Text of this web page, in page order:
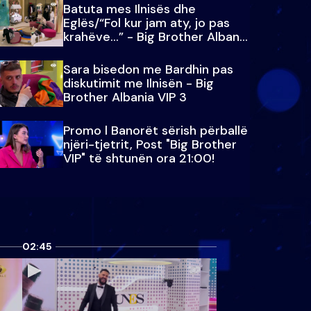
Batuta mes Ilnisës dhe
Eglës/“Fol kur jam aty, jo pas
krahëve…” - Big Brother Albania
VIP 3
Sara bisedon me Bardhin pas
diskutimit me Ilnisën - Big
Brother Albania VIP 3
Promo l Banorët sërish përballë
njëri-tjetrit, Post "Big Brother
VIP" të shtunën ora 21:00!
02:45